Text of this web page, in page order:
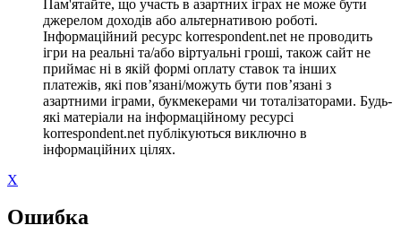
Пам'ятайте, що участь в азартних іграх не може бути
джерелом доходів або альтернативою роботі.
Інформаційний ресурс korrespondent.net не проводить
ігри на реальні та/або віртуальні гроші, також сайт не
приймає ні в якій формі оплату ставок та інших
платежів, які пов’язані/можуть бути пов’язані з
азартними іграми, букмекерами чи тоталізаторами. Будь-
які матеріали на інформаційному ресурсі
korrespondent.net публікуються виключно в
інформаційних цілях.
X
Ошибка